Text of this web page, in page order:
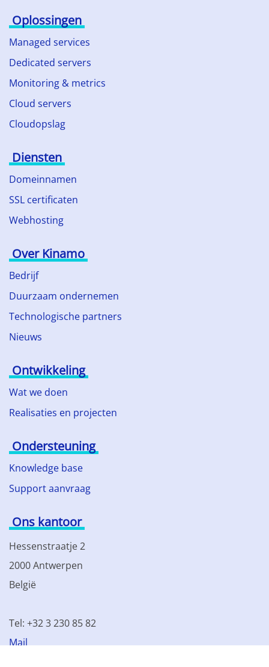
Oplossingen
Managed services
Dedicated servers
Monitoring & metrics
Cloud servers
Cloudopslag
Diensten
Domeinnamen
SSL certificaten
Webhosting
Over Kinamo
Bedrijf
Duurzaam ondernemen
Technologische partners
Nieuws
Ontwikkeling
Wat we doen
Realisaties en projecten
Ondersteuning
Knowledge base
Support aanvraag
Ons kantoor
Hessenstraatje 2
2000 Antwerpen
België
Tel: +32 3 230 85 82
Mail